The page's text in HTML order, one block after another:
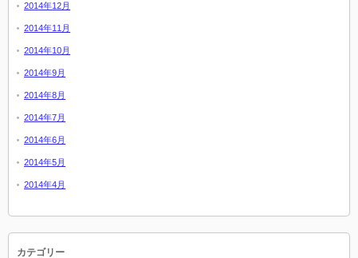
2014年12月
2014年11月
2014年10月
2014年9月
2014年8月
2014年7月
2014年6月
2014年5月
2014年4月
カテゴリー